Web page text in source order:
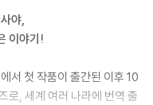
야,
이야기!
서 첫 작품이 출간된 이후 10
로, 세계 여러 나라에 번역 출